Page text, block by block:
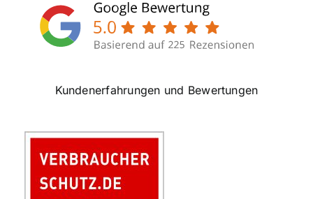
Kundenerfahrungen und Bewertungen